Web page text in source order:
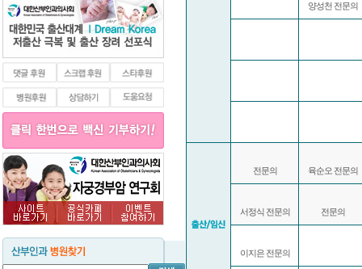
전문의
서정식 전문의
이지은 전문의
양성천 전문의
육순오 전문의
전문의